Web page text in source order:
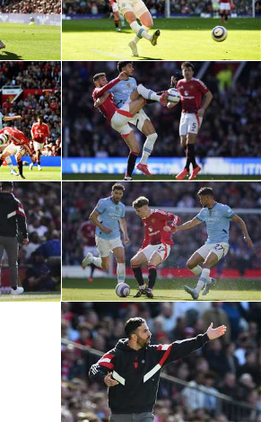
الدوري الألماني
الدوري الفرنسي
الدوري السعودي للمحترفين
دوري أبطال أوروبا
دوري أبطال إفريقيا
كل البطولات
أقسام
الكرة المصرية
الدوري المصري
الكرة الأوروبية